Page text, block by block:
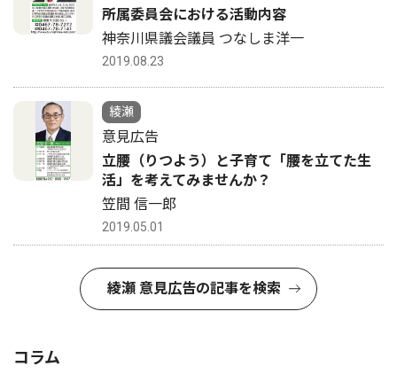
所属委員会における活動内容
神奈川県議会議員 つなしま洋一
2019.08.23
綾瀬
意見広告
立腰（りつよう）と子育て「腰を立てた生
活」を考えてみませんか？
笠間 信一郎
2019.05.01
綾瀬 意見広告の記事を検索
コラム